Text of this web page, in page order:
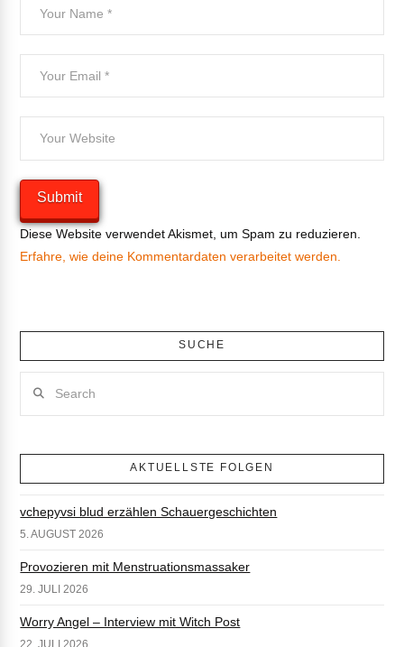
Diese Website verwendet Akismet, um Spam zu reduzieren.
Erfahre, wie deine Kommentardaten verarbeitet werden.
SUCHE
AKTUELLSTE FOLGEN
vchepyvsi blud erzählen Schauergeschichten
5. AUGUST 2026
Provozieren mit Menstruationsmassaker
29. JULI 2026
Worry Angel – Interview mit Witch Post
22. JULI 2026